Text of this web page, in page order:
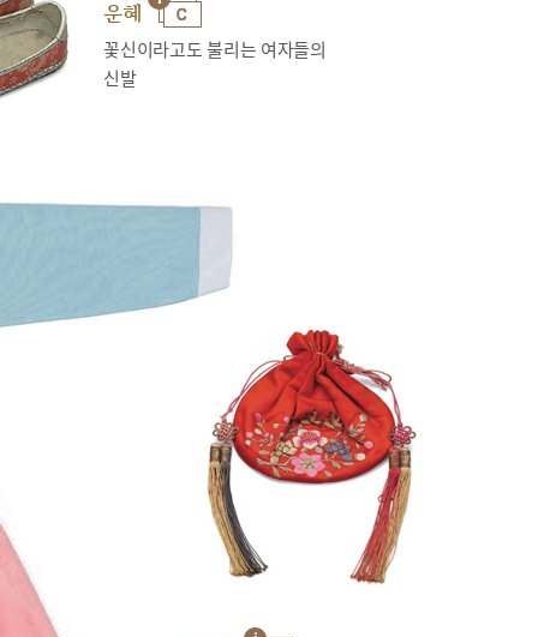
운혜
꽃신이라고도 불리는 여자들의
신발